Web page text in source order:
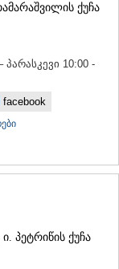
ქუჩა
10:00 -
facebook
ი. პეტრიწის ქუჩა